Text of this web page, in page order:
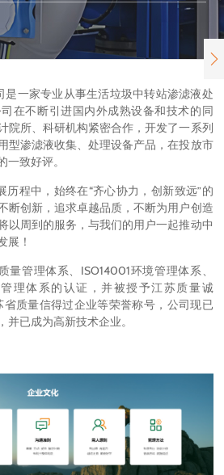

一家专业从事生活垃圾中转站渗滤液处
在不断引进国内外成熟设备和技术的同
院所、科研机构紧密合作，开发了一系列
型渗滤液收集、处理设备产品，在投放市
致好评。
程中，始终在“齐心协力，创新致远”的
断创新，追求卓越品质，不断为用户创造
以周到的服务，与我们的用户一起推动中
展！
管理体系、ISO14001环境管理体系、
理体系的认证，并被授予江苏质量诚
省质量信得过企业等荣誉称号，公司现已
已成为高新技术企业。